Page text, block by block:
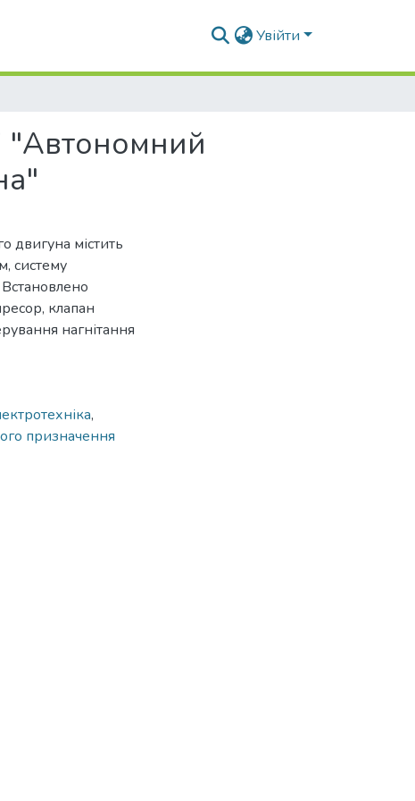
Увійти
"Автономний
двигуна містить
систему
клапан
нагнітання
,
призначення